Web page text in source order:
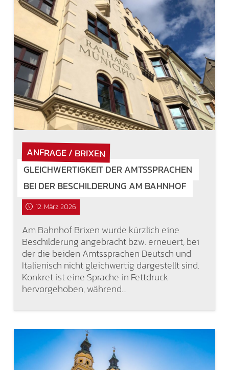
ANFRAGE / BRIXEN
GLEICHWERTIGKEIT DER AMTSSPRACHEN
BEI DER BESCHILDERUNG AM BAHNHOF
12. März 2026
Am Bahnhof Brixen wurde kürzlich eine
Beschilderung angebracht bzw. erneuert, bei
der die beiden Amtssprachen Deutsch und
Italienisch nicht gleichwertig dargestellt sind.
Konkret ist eine Sprache in Fettdruck
hervorgehoben, während…